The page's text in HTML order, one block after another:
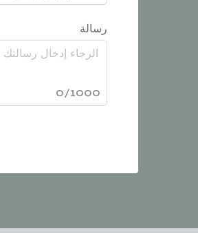
رسالة
0/1000